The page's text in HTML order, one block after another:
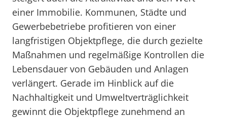
einer Immobilie. Kommunen, Städte und
Gewerbebetriebe profitieren von einer
langfristigen Objektpflege, die durch gezielte
Maßnahmen und regelmäßige Kontrollen die
Lebensdauer von Gebäuden und Anlagen
verlängert. Gerade im Hinblick auf die
Nachhaltigkeit und Umweltverträglichkeit
gewinnt die Objektpflege zunehmend an